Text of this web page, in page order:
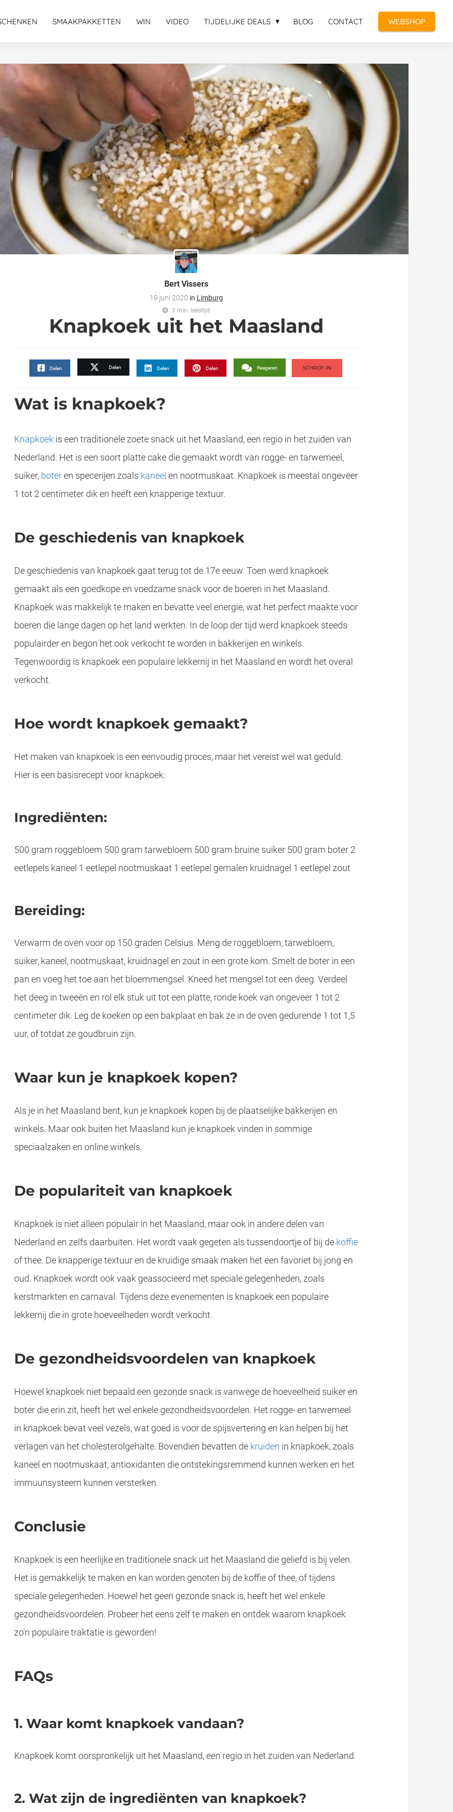
SMAAKPAKKETTEN WIN VIDEO TIJDELIJKE DEALS BLOG CONTACT WEBSHOP
Bert Vissers
19 juni 2020 in Limburg
3 min. leestijd
Knapkoek uit het Maasland
Delen Delen Delen Delen Reageren SCHRIJF IN
Wat is knapkoek?
Knapkoek is een traditionele zoete snack uit het Maasland, een regio in het zuiden van
Nederland. Het is een soort platte cake die gemaakt wordt van rogge- en tarwemeel,
suiker, boteren specerijen zoals kaneel en nootmuskaat. Knapkoek is meestal ongeveer
1 tot 2 centimeter dik en heeft een knapperige textuur.
De geschiedenis van knapkoek
De geschiedenis van knapkoek gaat terug tot de 17e eeuw. Toen werd knapkoek
gemaakt als een goedkope en voedzame snack voor de boeren in het Maasland.
Knapkoek was makkelijk te maken en bevatte veel energie, wat het perfect maakte voor
boeren die lange dagen op het land werkten. In de loop der tijd werd knapkoek steeds
populairder en begon het ook verkocht te worden in bakkerijen en winkels.
Tegenwoordig is knapkoek een populaire lekkernij in het Maasland en wordt het overal
verkocht.
Hoe wordt knapkoek gemaakt?
Het maken van knapkoek is een eenvoudig proces, maar het vereist wel wat geduld.
Hier is een basisrecept voor knapkoek:
Ingrediënten:
500 gram roggebloem 500 gram tarwebloem 500 gram bruine suiker 500 gram boter 2
eetlepels kaneel 1 eetlepel nootmuskaat 1 eetlepel gemalen kruidnagel 1 eetlepel zout
Bereiding:
Verwarm de oven voor op 150 graden Celsius. Meng de roggebloem, tarwebloem,
suiker, kaneel, nootmuskaat, kruidnagel en zout in een grote kom. Smelt de boter in een
pan en voeg het toe aan het bloemmengsel. Kneed het mengsel tot een deeg. Verdeel
het deeg in tweeën en rol elk stuk uit tot een platte, ronde koek van ongeveer 1 tot 2
centimeter dik. Leg de koeken op een bakplaat en bak ze in de oven gedurende 1 tot 1,5
uur, of totdat ze goudbruin zijn.
Waar kun je knapkoek kopen?
Als je in het Maasland bent, kun je knapkoek kopen bij de plaatselijke bakkerijen en
winkels. Maar ook buiten het Maasland kun je knapkoek vinden in sommige
speciaalzaken en online winkels.
De populariteit van knapkoek
Knapkoek is niet alleen populair in het Maasland, maar ook in andere delen van
Nederland en zelfs daarbuiten. Het wordt vaak gegeten als tussendoortje of bij de koffie
of thee. De knapperige textuur en de kruidige smaak maken het een favoriet bij jong en
oud. Knapkoek wordt ook vaak geassocieerd met speciale gelegenheden, zoals
kerstmarkten en carnaval. Tijdens deze evenementen is knapkoek een populaire
lekkernij die in grote hoeveelheden wordt verkocht.
De gezondheidsvoordelen van knapkoek
Hoewel knapkoek niet bepaald een gezonde snack is vanwege de hoeveelheid suiker en
boter die erin zit, heeft het wel enkele gezondheidsvoordelen. Het rogge- en tarwemeel
in knapkoek bevat veel vezels, wat goed is voor de spijsvertering en kan helpen bij het
verlagen van het cholesterolgehalte. Bovendien bevatten de kruiden in knapkoek, zoals
kaneel en nootmuskaat, antioxidanten die ontstekingsremmend kunnen werken en het
immuunsysteem kunnen versterken.
Conclusie
Knapkoek is een heerlijke en traditionele snack uit het Maasland die geliefd is bij velen.
Het is gemakkelijk te maken en kan worden genoten bij de koffie of thee, of tijdens
speciale gelegenheden. Hoewel het geen gezonde snack is, heeft het wel enkele
gezondheidsvoordelen. Probeer het eens zelf te maken en ontdek waarom knapkoek
zo'n populaire traktatie is geworden!
FAQs
1. Waar komt knapkoek vandaan?
Knapkoek komt oorspronkelijk uit het Maasland, een regio in het zuiden van Nederland.
2. Wat zijn de ingrediënten van knapkoek?